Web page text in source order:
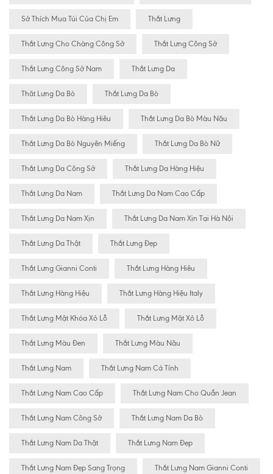
Sở Thích Mua Túi Của Chị Em Thắt Lưng
Thắt Lưng Cho Chàng Công Sở Thắt Lưng Công Sở
Thắt Lưng Công Sở Nam Thắt Lưng Da
Thăt Lưng Da Bò Thắt Lưng Da Bò
Thắt Lưng Da Bò Hàng Hiêu Thắt Lưng Da Bò Màu Nâu
Thắt Lưng Da Bò Nguyên Miếng Thắt Lưng Da Bò Nữ
Thắt Lưng Da Công Sở Thắt Lưng Da Hàng Hiệu
Thắt Lưng Da Nam Thắt Lưng Da Nam Cao Cấp
Thắt Lưng Da Nam Xịn Thắt Lưng Da Nam Xịn Tại Hà Nội
Thắt Lưng Da Thật Thắt Lưng Đẹp
Thắt Lưng Gianni Conti Thắt Lưng Hàng Hiêu
Thắt Lưng Hàng Hiệu Thắt Lưng Hàng Hiệu Italy
Thắt Lưng Mặt Khóa Xỏ Lỗ Thắt Lưng Mặt Xỏ Lỗ
Thắt Lưng Màu Đen Thắt Lưng Màu Nâu
Thắt Lưng Nam Thắt Lưng Nam Cá Tính
Thắt Lưng Nam Cao Cấp Thắt Lưng Nam Cho Quần Jean
Thắt Lưng Nam Công Sở Thắt Lưng Nam Da Bò
Thắt Lưng Nam Da Thật Thắt Lưng Nam Đẹp
Thắt Lưng Nam Đẹp Sang Trọng Thắt Lưng Nam Gianni Conti